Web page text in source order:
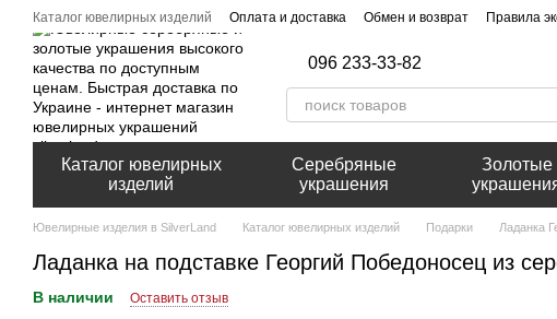
Перейти к основному контенту
Каталог ювелирных изделий Оплата и доставка Обмен и возврат Правила
096 233-33-82
Каталог ювелирных
изделий
Серебряные
украшения
Золотые
Ювелирные изделия в SilverLand Каталог ювелирных изделий Подарки Ладанка
Ладанка на подставке Георгий Победоносец из
В наличии Оставить отзыв